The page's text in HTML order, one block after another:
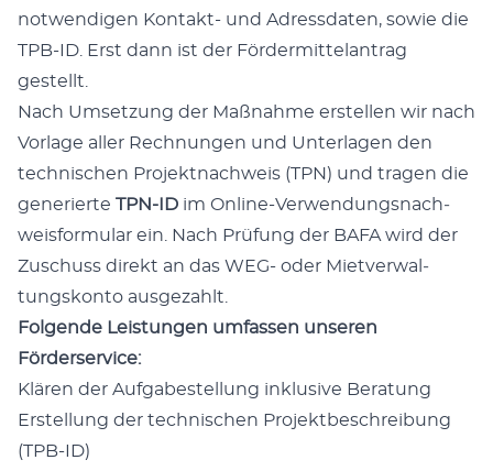
not­wen­di­gen Kon­takt- und Adress­da­ten, sowie die
TPB-ID. Erst dann ist der För­der­mit­tel­an­trag
gestellt.
Nach Umset­zung der Maß­nah­me erstel­len wir nach
Vor­la­ge aller Rech­nun­gen und Unter­la­gen den
tech­ni­schen Pro­jekt­nach­weis (TPN) und tra­gen die
gene­rier­te TPN-ID im Online-Ver­wen­dungs­nach­
weis­for­mu­lar ein. Nach Prü­fung der BAFA wird der
Zuschuss direkt an das WEG- oder Miet­ver­wal­
tungs­kon­to ausgezahlt.
Fol­gen­de Leis­tun­gen umfas­sen unse­ren
Förderservice:
Klä­ren der Auf­ga­be­stel­lung inklu­si­ve Beratung
Erstel­lung der tech­ni­schen Pro­jekt­be­schrei­bung
(TPB-ID)